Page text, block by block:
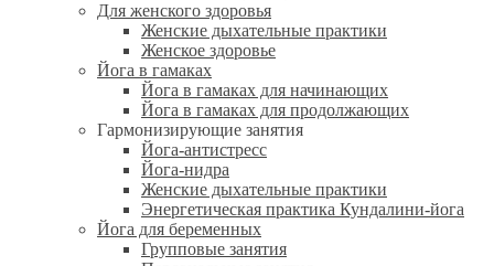
Для женского здоровья
Женские дыхательные практики
Женское здоровье
Йога в гамаках
Йога в гамаках для начинающих
Йога в гамаках для продолжающих
Гармонизирующие занятия
Йога-антистресс
Йога-нидра
Женские дыхательные практики
Энергетическая практика Кундалини-йога
Йога для беременных
Групповые занятия